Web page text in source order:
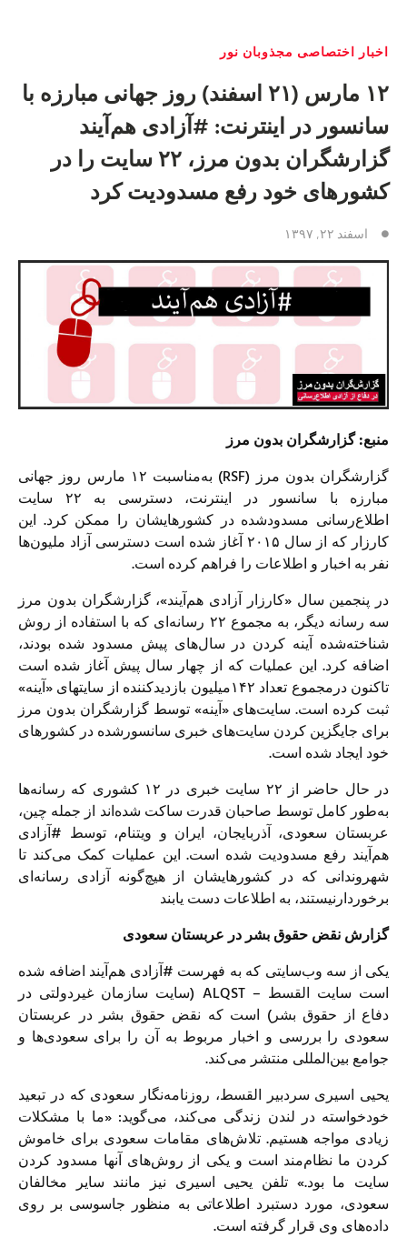
اخبار اختصاصی مجذوبان نور
۱۲ مارس (۲۱ اسفند) روز جهانی مبارزه با
سانسور در اینترنت: #آزادی هم‌آیند
گزارشگران‌ بدون مرز، ۲۲ سایت را در
کشورهای خود رفع مسدودیت کرد
اسفند ۲۲, ۱۳۹۷
منبع: گزارشگران بدون مرز
گزارشگران بدون مرز (RSF) به‌مناسبت ۱۲ مارس روز جهانی
مبارزه با سانسور در اینترنت، دسترسی به ۲۲ سایت
اطلاع‌رسانی مسدودشده‌ در کشورهایشان را ممکن کرد. این
کارزار که از سال ۲۰۱۵ آغاز شده است دسترسی آزاد ملیون‌ها
نفر به اخبار و اطلاعات را فراهم کرده است.
در پنجمین سال «کارزار آزادی هم‌آیند»، گزارشگران بدون مرز
سه رسانه دیگر، به مجموع ۲۲ رسانه‌ای که با استفاده از روش
شناخته‌شده آینه کردن در سال‌های پیش مسدود شده‌ بودند،
اضافه کرد. این عملیات که از چهار سال پیش آغاز شده‌ است
تا‌کنون درمجموع تعداد ۱۴۲میلیون بازدیدکننده از سایت‎های «آینه»
ثبت کرده‌ است. سایت‌های «آینه» توسط گزارشگران بدون مرز
برای جایگزین ‌کردن سایت‌های خبری سانسورشده در کشورهای
خود ایجاد شده است.
در حال حاضر از ۲۲ سایت خبری در ۱۲ کشوری که رسانه‌ها
به‌طور کامل توسط صاحبان قدرت ساکت شده‌اند از جمله چین،
عربستان سعودی، آذربایجان، ایران و ویتنام، توسط #آزادی
هم‌آیند رفع مسدودیت شده ‌است. این عملیات کمک می‌کند تا
شهروندانی که در کشورهایشان از هیچ‌گونه آزادی رسانه‌ای
برخوردارنیستند، به اطلاعات دست یابند
گزارش نقض حقوق بشر در عربستان سعودی
یکی از سه وب‌سایتی که به فهرست #آزادی هم‌آیند اضافه شده
است سایت القسط – ALQST (سایت سازمان غیردولتی در
دفاع از حقوق بشر) است که نقض حقوق بشر در عربستان
سعودی را بررسی و اخبار مربوط به آن را برای سعودی‌ها و
جوامع بین‌المللی منتشر می‌کند.
یحیی اسیری سردبیر القسط، روزنامه‌نگار سعودی که در تبعید
خودخواسته در لندن زندگی می‌کند، می‌گوید: «ما با مشکلات
زیادی مواجه هستیم. تلاش‌های مقامات سعودی برای خاموش
کردن ما نظام‌مند است و یکی از روش‌های آنها مسدود کردن
سایت ما بود.» تلفن یحیی اسیری نیز مانند سایر مخالفان
سعودی، مورد دستبرد اطلاعاتی به منظور جاسوسی بر روی
داده‌های وی قرار گرفته است.